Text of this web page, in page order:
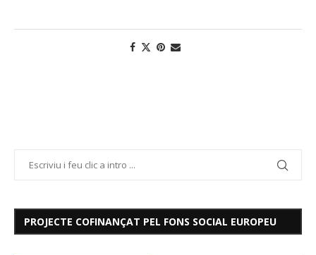
PROJECTE COFINANÇAT PEL FONS SOCIAL EUROPEU